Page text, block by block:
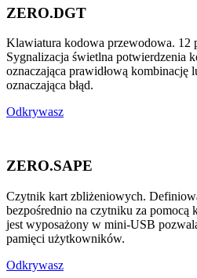
ZERO.DGT
Klawiatura kodowa przewodowa. 12
Sygnalizacja świetlna potwierdzenia
oznaczająca prawidłową kombinację
oznaczająca błąd.
Odkrywasz
ZERO.SAPE
Czytnik kart zbliżeniowych.
bezpośrednio na czytniku za
jest wyposażony w mini-USB
pamięci użytkowników.
Odkrywasz